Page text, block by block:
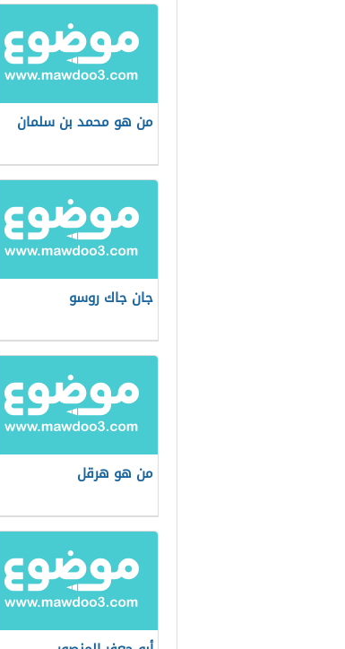
من هو محمد بن سلمان
جان جاك روسو
من هو هرقل